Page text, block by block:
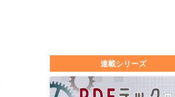
連載シリーズ